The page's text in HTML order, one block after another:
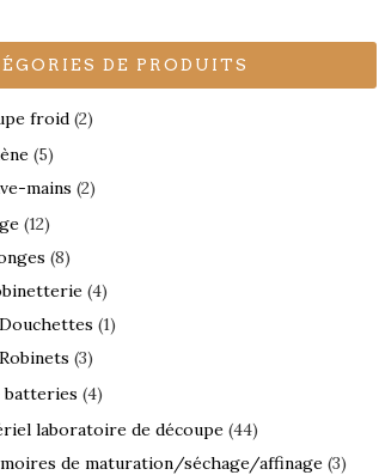
DE PRODUITS
froid (2)
(5)
mains (2)
(12)
(8)
(4)
Douchettes (1)
Robinets (3)
batteries (4)
laboratoire de découpe (44)
de maturation/séchage/affinage (3)